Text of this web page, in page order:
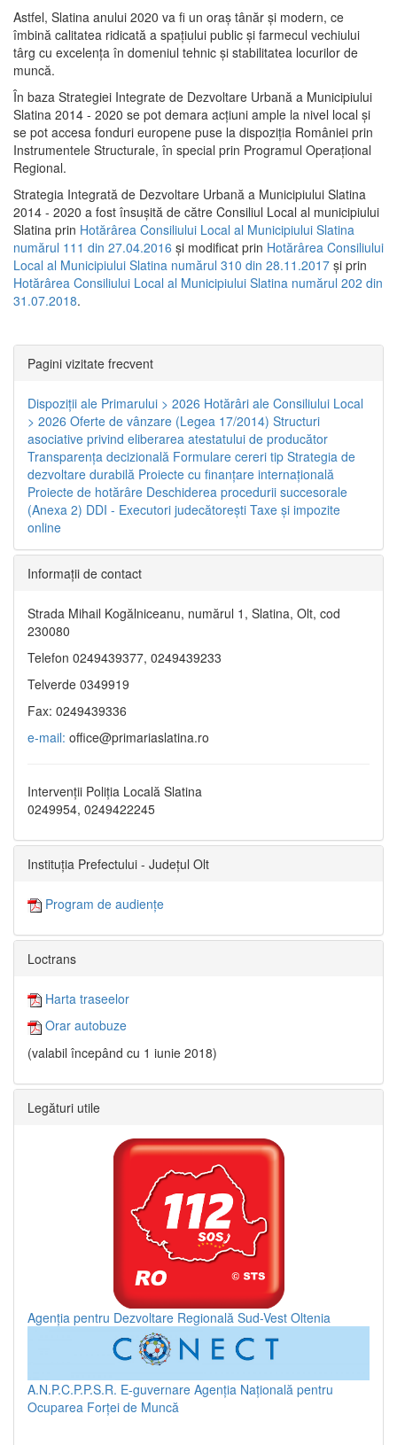
Astfel, Slatina anului 2020 va fi un oraş tânăr şi modern, ce
îmbină calitatea ridicată a spaţiului public şi farmecul vechiului
târg cu excelenţa în domeniul tehnic şi stabilitatea locurilor de
muncă.
În baza Strategiei Integrate de Dezvoltare Urbană a Municipiului
Slatina 2014 - 2020 se pot demara acţiuni ample la nivel local şi
se pot accesa fonduri europene puse la dispoziţia României prin
Instrumentele Structurale, în special prin Programul Operațional
Regional.
Strategia Integrată de Dezvoltare Urbană a Municipiului Slatina
2014 - 2020 a fost însuşită de către Consiliul Local al municipiului
Slatina prin Hotărârea Consiliului Local al Municipiului Slatina
numărul 111 din 27.04.2016 și modificat prin Hotărârea Consiliului
Local al Municipiului Slatina numărul 310 din 28.11.2017 și prin
Hotărârea Consiliului Local al Municipiului Slatina numărul 202 din
31.07.2018.
Pagini vizitate frecvent
Dispoziţii ale Primarului > 2026 Hotărâri ale Consiliului Local
> 2026 Oferte de vânzare (Legea 17/2014) Structuri
asociative privind eliberarea atestatului de producător
Transparenţa decizională Formulare cereri tip Strategia de
dezvoltare durabilă Proiecte cu finanţare internaţională
Proiecte de hotărâre Deschiderea procedurii succesorale
(Anexa 2) DDI - Executori judecătorești Taxe şi impozite
online
Informaţii de contact
Strada Mihail Kogălniceanu, numărul 1, Slatina, Olt, cod
230080
Telefon 0249439377, 0249439233
Telverde 0349919
Fax: 0249439336
e-mail: office@primariaslatina.ro
Intervenții Poliția Locală Slatina
0249954, 0249422245
Instituția Prefectului - Județul Olt
Program de audiențe
Loctrans
Harta traseelor
Orar autobuze
(valabil începând cu 1 iunie 2018)
Legături utile
Agenția pentru Dezvoltare Regională Sud-Vest Oltenia
A.N.P.C.P.P.S.R. E-guvernare Agenția Națională pentru
Ocuparea Forței de Muncă